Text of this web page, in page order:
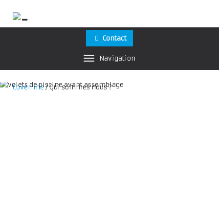
Navigation
Contact
Coverline/Qui sommes nous ?